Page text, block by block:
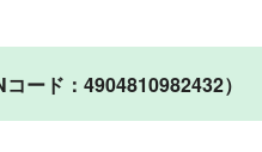
ード：4904810982432）